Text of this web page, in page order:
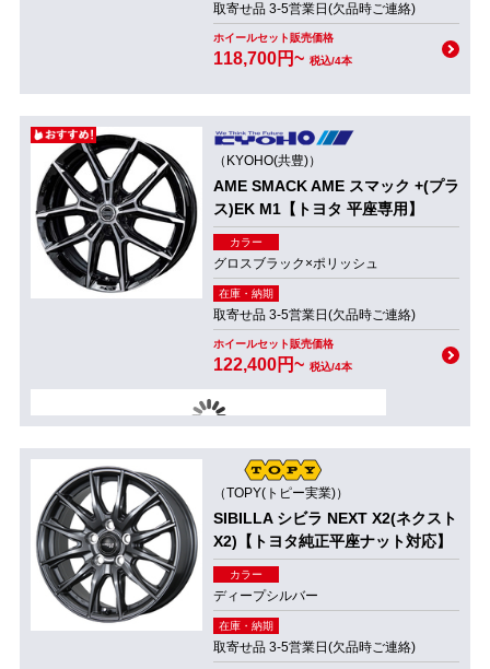
取寄せ品 3-5営業日(欠品時ご連絡)
ホイールセット販売価格
118,700円~ 税込/4本
（KYOHO(共豊)）
AME SMACK AME スマック +(プラ
ス)EK M1【トヨタ 平座専用】
カラー
グロスブラック×ポリッシュ
在庫・納期
取寄せ品 3-5営業日(欠品時ご連絡)
ホイールセット販売価格
122,400円~ 税込/4本
（TOPY(トピー実業)）
SIBILLA シビラ NEXT X2(ネクスト
X2)【トヨタ純正平座ナット対応】
カラー
ディープシルバー
在庫・納期
取寄せ品 3-5営業日(欠品時ご連絡)